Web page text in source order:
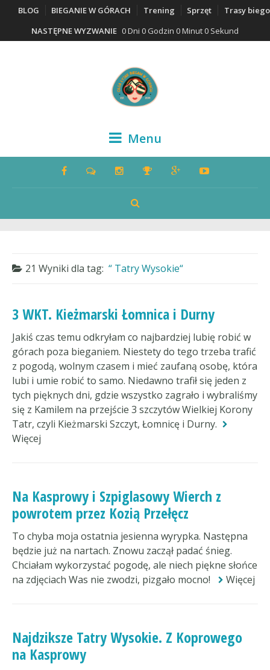
BLOG BIEGANIE W GÓRACH Trening Sprzęt
Trasy
NASTĘPNE WYZWANIE 0 Dni 0 Godzin 0 Minut 0 Sekund
Menu
21 Wyniki dla tag: Tatry Wysokie
3 WKT. Kieżmarski Łomnica i Durny
Jakiś czas temu odkryłam co najbardziej lubię robić w
górach poza bieganiem. Niestety do tego trzeba trafić
z pogodą, wolnym czasem i mieć zaufaną osobę, która
lubi i umie robić to samo. Niedawno trafił się jeden z
tych pięknych dni, gdzie wszystko zagrało i wybraliśmy
się z Kamilem na przejście 3 szczytów Wielkiej Korony
Tatr, czyli Kieżmarski Szczyt, Łomnicę i Durny.
Więcej
Na Kasprowy i Szpiglasowy Wierch z
powrotem przez Kozią Przełęcz
To chyba moja ostatnia jesienna wyrypka. Następna
będzie już na nartach. Znowu zaczął padać śnieg.
Chciałam wykorzystać pogodę, ale niech piękne słońce
na zdjęciach Was nie zwodzi, pizgało mocno!
Więcej
Najdziksze Tatry Wysokie. Z Koprowego
na Kasprowy